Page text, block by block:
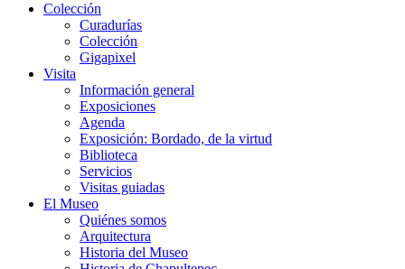
Colección
Curadurías
Colección
Gigapixel
Visita
Información general
Exposiciones
Agenda
Exposición: Bordado, de la virtud
Biblioteca
Servicios
Visitas guiadas
El Museo
Quiénes somos
Arquitectura
Historia del Museo